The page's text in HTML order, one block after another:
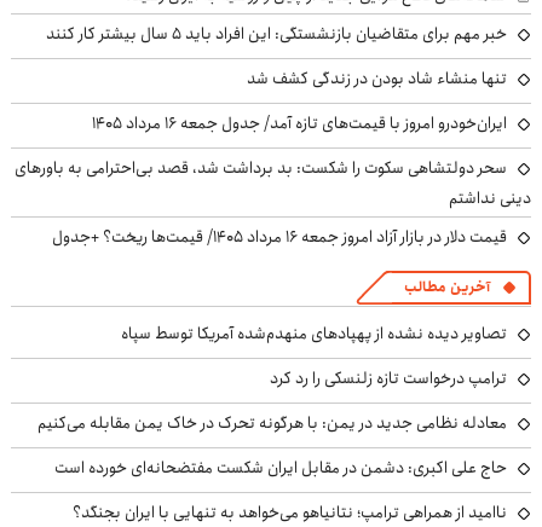
خبر مهم برای متقاضیان بازنشستگی: این افراد باید ۵ سال بیشتر کار کنند
تنها منشاء شاد بودن در زندگی کشف شد
ایران‌خودرو امروز با قیمت‌های تازه آمد/ جدول جمعه ۱۶ مرداد ۱۴۰۵
سحر دولتشاهی سکوت را شکست: بد برداشت شد، قصد بی‌احترامی به باورهای
دینی نداشتم
قیمت دلار در بازار آزاد امروز جمعه ۱۶ مرداد ۱۴۰۵/ قیمت‌ها ریخت؟ +جدول
آخرین مطالب
تصاویر دیده نشده از پهپادهای منهدم‌شده آمریکا توسط سپاه
ترامپ درخواست تازه زلنسکی را رد کرد
معادله نظامی جدید در یمن: با هرگونه تحرک در خاک یمن مقابله می‌کنیم
حاج علی اکبری: دشمن در مقابل ایران شکست مفتضحانه‌ای خورده است
ناامید از همراهی ترامپ؛ نتانیاهو می‌خواهد به تنهایی با ایران بجنگد؟